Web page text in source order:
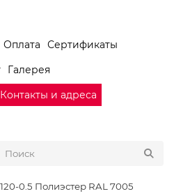
Оплата
Сертификаты
Галерея
Контакты и адреса
0.5 Полиэстер RAL 7005